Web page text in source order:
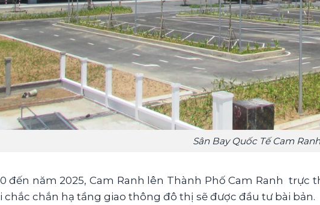
Sân Bay Quốc Tế Cam Ranh
đến năm 2025, Cam Ranh lên Thành Phố Cam Ranh
chắc chắn hạ tầng giao thông đô thị sẽ được đầu tư bài bản.